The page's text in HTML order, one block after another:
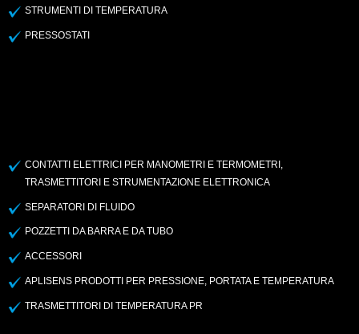
STRUMENTI DI TEMPERATURA
PRESSOSTATI
CONTATTI ELETTRICI PER MANOMETRI E TERMOMETRI,
TRASMETTITORI E STRUMENTAZIONE ELETTRONICA
SEPARATORI DI FLUIDO
POZZETTI DA BARRA E DA TUBO
ACCESSORI
APLISENS PRODOTTI PER PRESSIONE, PORTATA E TEMPERATURA
TRASMETTITORI DI TEMPERATURA PR